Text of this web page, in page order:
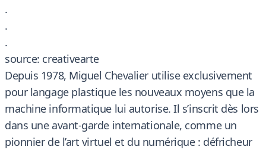
.
.
.
source: creativearte
Depuis 1978, Miguel Chevalier utilise exclusivement
pour langage plastique les nouveaux moyens que la
machine informatique lui autorise. Il s’inscrit dès lors
dans une avant-garde internationale, comme un
pionnier de l’art virtuel et du numérique : défricheur